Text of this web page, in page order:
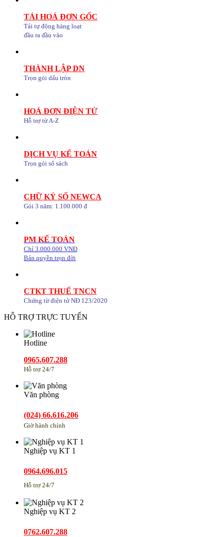
TẢI HOÁ ĐƠN GỐC
Tải tự động hàng loạt
đầu ra đầu vào
THÀNH LẬP DN
Trọn gói dấu tròn
HOÁ ĐƠN ĐIỆN TỬ
Hỗ trợ từ A-Z
DỊCH VỤ KẾ TOÁN
Trọn gói sổ sách
CHỮ KÝ SỐ NEWCA
Gói 3 năm: 1.100.000 đ
PM KẾ TOÁN
Chỉ 3.000.000 VNĐ
Bản quyền trọn đời
CTKT THUẾ TNCN
Chứng từ điện tử NĐ 123/2020
HỖ TRỢ TRỰC TUYẾN
Hotline
0965.607.288
Hỗ trợ 24/7
Văn phòng
(024) 66.616.206
Giờ hành chính
Nghiệp vụ KT 1
0964.696.015
Hỗ trợ 24/7
Nghiệp vụ KT 2
0762.607.288